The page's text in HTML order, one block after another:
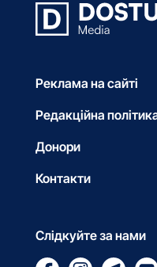
Реклама на сайті
Редакційна
Донори
Контакти
Слідкуйте за нами